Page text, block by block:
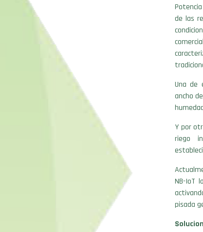
de las
Una de
ancho
Y por
riego
NB-IoT
pisada